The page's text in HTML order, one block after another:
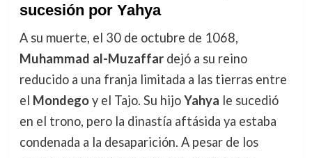
sucesión por Yahya
A su muerte, el 30 de octubre de 1068,
Muhammad al-Muzaffardejó a su reino
reducido a una franja limitada a las tierras entre
el Mondegoy el Tajo. Su hijoYahya le sucedió
en el trono, pero la dinastía aftásida ya estaba
condenada a la desaparición. A pesar de los